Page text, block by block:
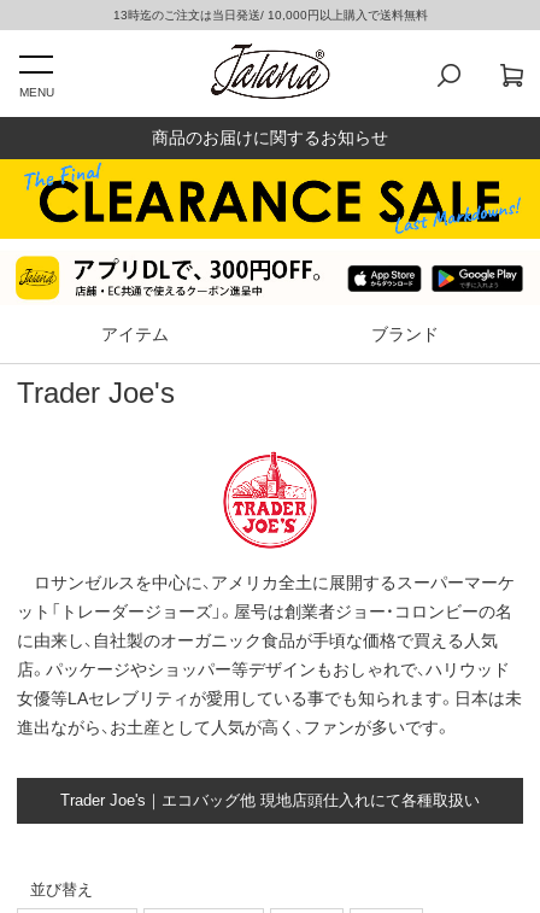
13時迄のご注文は当日発送/ 10,000円以上購入で送料無料
MENU
商品のお届けに関するお知らせ
アイテム ブランド
Trader Joe's
ロサンゼルスを中心に、アメリカ全土に展開するスーパーマーケ
ット「トレーダージョーズ」。屋号は創業者ジョー・コロンビーの名
に由来し、自社製のオーガニック食品が手頃な価格で買える人気
店。パッケージやショッパー等デザインもおしゃれで、ハリウッド
女優等LAセレブリティが愛用している事でも知られます。日本は未
進出ながら、お土産として人気が高く、ファンが多いです。
Trader Joe's｜エコバッグ他 現地店頭仕入れにて各種取扱い
並び替え